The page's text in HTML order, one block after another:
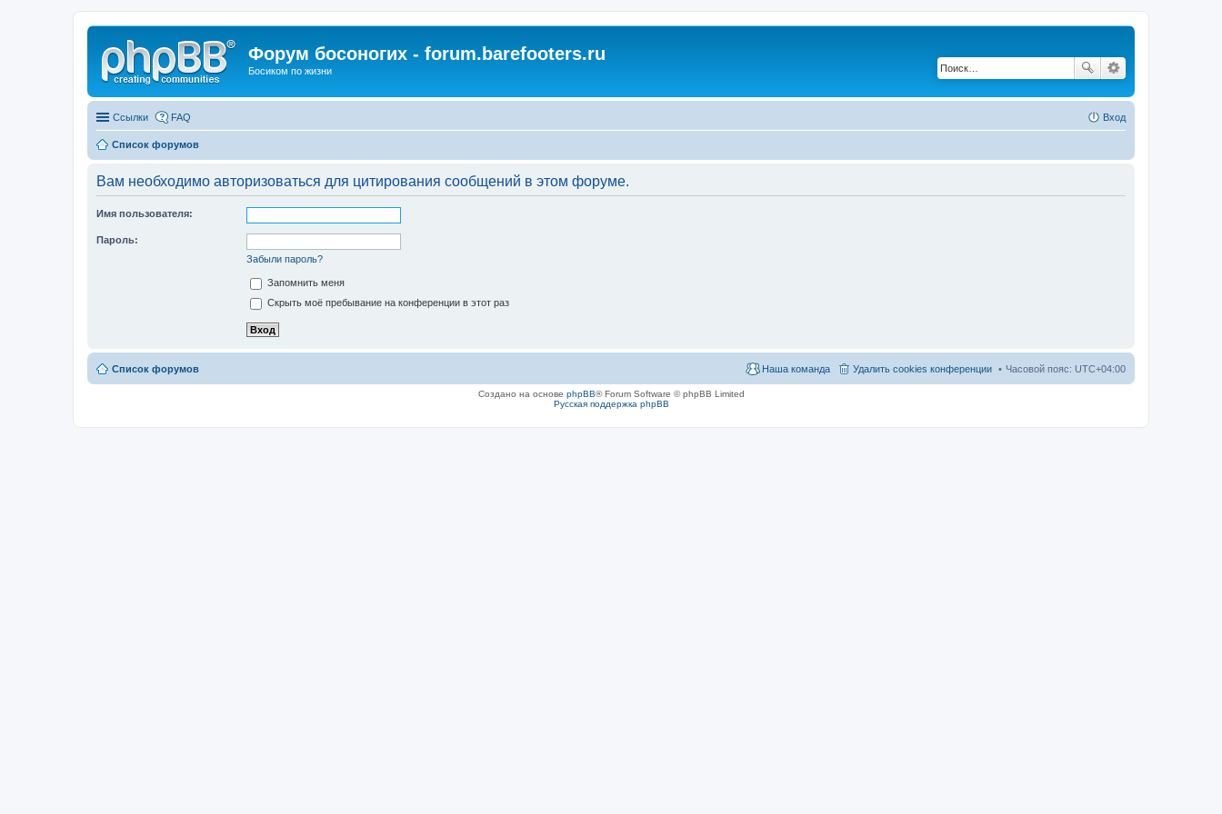
Форум босоногих - forum.barefooters.ru
Босиком по жизни
Ссылки FAQ Вход
Список форумов
Вам необходимо авторизоваться для цитирования сообщений в этом форуме.
Имя пользователя:
Пароль:
Забыли пароль?
Запомнить меня
Скрыть моё пребывание на конференции в этот раз
Список форумов Часовой пояс: UTC+04:00
Удалить cookies конференции
Наша команда
Создано на основе phpBB® Forum Software © phpBB Limited
Русская поддержка phpBB